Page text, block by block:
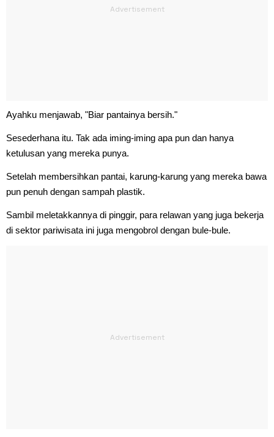
Ayahku menjawab, "Biar pantainya bersih."
Sesederhana itu. Tak ada iming-iming apa pun dan hanya
ketulusan yang mereka punya.
Setelah membersihkan pantai, karung-karung yang mereka bawa
pun penuh dengan sampah plastik.
Sambil meletakkannya di pinggir, para relawan yang juga bekerja
di sektor pariwisata ini juga mengobrol dengan bule-bule.